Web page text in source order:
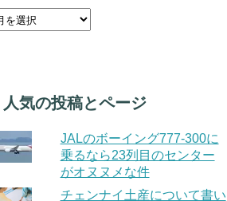
人気の投稿とページ
JALのボーイング777-300に
乗るなら23列目のセンター
がオヌヌメな件
チェンナイ土産について書い